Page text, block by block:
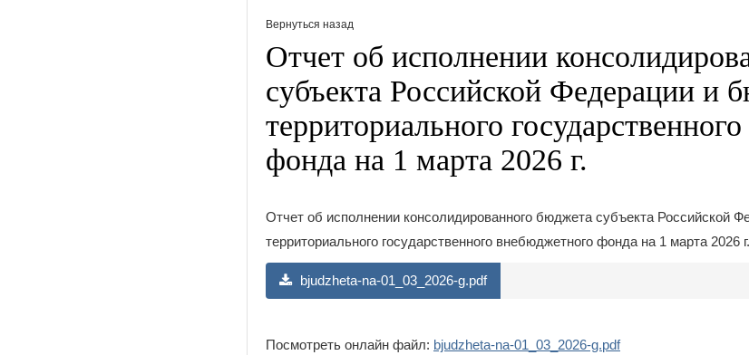
Вернуться назад
Отчет об исполнении
субъекта Российской Федерации и
территориального
фонда на 1 марта 2026 г.
Отчет об исполнении консолидированного бюджета субъекта Российской
территориального государственного внебюджетного фонда на 1 марта 2026 г.
bjudzheta-na-01_03_2026-g.pdf
Посмотреть онлайн файл: bjudzheta-na-01_03_2026-g.pdf